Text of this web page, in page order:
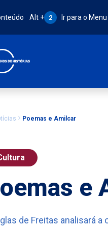
Atalho Alt + 2:
Alt + 2 Ir para o Menu
Poemas e Amilcar
e
de Freitas analisará